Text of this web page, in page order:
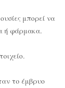
μπορεί να
ή φάρμακα.
το έμβρυο